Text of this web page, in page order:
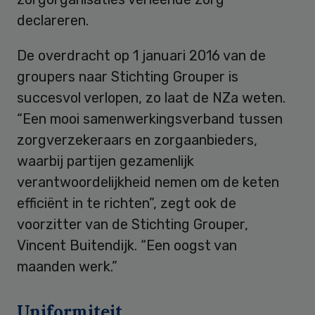
declareren.
De overdracht op 1 januari 2016 van de
groupers naar Stichting Grouper is
succesvol verlopen, zo laat de NZa weten.
“Een mooi samenwerkingsverband tussen
zorgverzekeraars en zorgaanbieders,
waarbij partijen gezamenlijk
verantwoordelijkheid nemen om de keten
efficiënt in te richten”, zegt ook de
voorzitter van de Stichting Grouper,
Vincent Buitendijk. “Een oogst van
maanden werk.”